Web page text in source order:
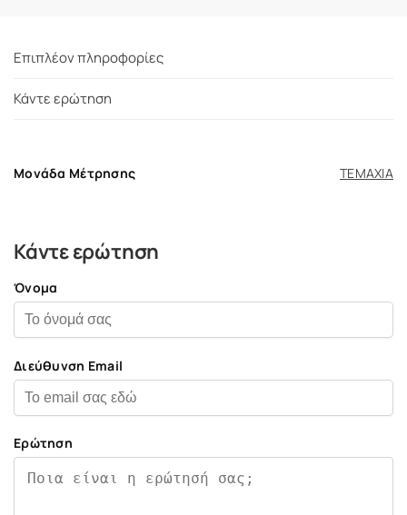
Επιπλέον πληροφορίες
Κάντε ερώτηση
Μονάδα Μέτρησης ΤΕΜΑΧΙΑ
Κάντε ερώτηση
Όνομα
Διεύθυνση Email
Ερώτηση